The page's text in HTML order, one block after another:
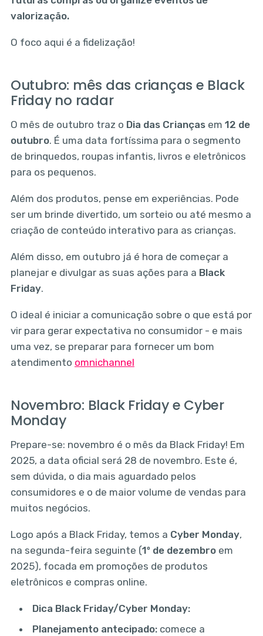
valorização.
O foco aqui é a fidelização!
Outubro: mês das crianças e Black
Friday no radar
O mês de outubro traz o Dia das Criançasem 12 de
outubro. É uma data fortíssima para o segmento
de brinquedos, roupas infantis, livros e eletrônicos
para os pequenos.
Além dos produtos, pense em experiências. Pode
ser um brinde divertido, um sorteio ou até mesmo a
criação de conteúdo interativo para as crianças.
Além disso, em outubro já é hora de começar a
planejar e divulgar as suas ações para a Black
Friday.
O ideal é iniciar a comunicação sobre o que está por
vir para gerar expectativa no consumidor - e mais
uma vez, se preparar para fornecer um bom
atendimento omnichannel
Novembro: Black Friday e Cyber
Monday
Prepare-se: novembro é o mês da Black Friday! Em
2025, a data oficial será 28 de novembro. Este é,
sem dúvida, o dia mais aguardado pelos
consumidores e o de maior volume de vendas para
muitos negócios.
Logo após a Black Friday, temos a Cyber Monday,
na segunda-feira seguinte (1º de dezembroem
2025), focada em promoções de produtos
eletrônicos e compras online.
Dica Black Friday/Cyber Monday:
Planejamento antecipado: comece a